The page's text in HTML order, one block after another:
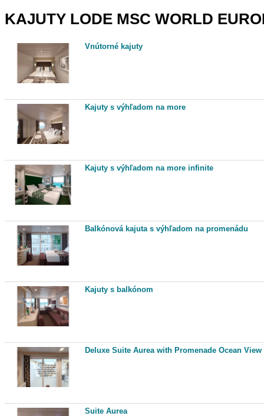
KAJUTY LODE MSC WORLD
Vnútorné kajuty
Kajuty s výhľadom na more
Kajuty s výhľadom na more infinite
Balkónová kajuta s výhľadom na promenádu
Kajuty s balkónom
Deluxe Suite Aurea with Promenade Ocean View
Suite Aurea